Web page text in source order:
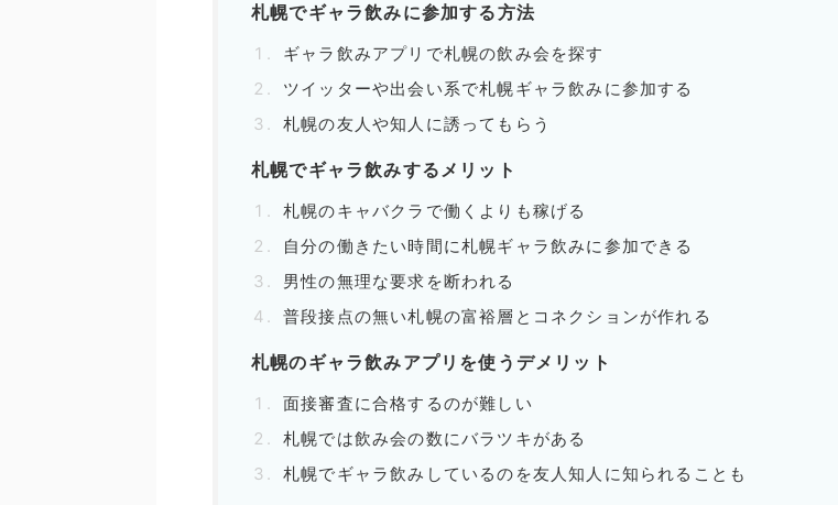
札幌でギャラ飲みに参加する方法
ギャラ飲みアプリで札幌の飲み会を探す
ツイッターや出会い系で札幌ギャラ飲みに参加する
札幌の友人や知人に誘ってもらう
札幌でギャラ飲みするメリット
札幌のキャバクラで働くよりも稼げる
自分の働きたい時間に札幌ギャラ飲みに参加できる
男性の無理な要求を断われる
普段接点の無い札幌の富裕層とコネクションが作れる
札幌のギャラ飲みアプリを使うデメリット
面接審査に合格するのが難しい
札幌では飲み会の数にバラツキがある
札幌でギャラ飲みしているのを友人知人に知られることも